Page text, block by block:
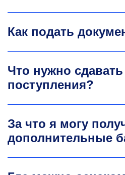
Как подать
Что нужно
поступления?
За что я могу
дополнительные